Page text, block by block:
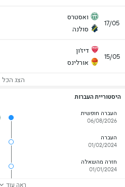
17/05
ואסטרס
סולנה
15/05
דיז'ון
אורלינס
הצג הכל
היסטוריית העברות
העברה חופשית
06/08/2026
העברה
01/02/2024
חזרה מהשאלה
01/01/2024
ראה עוד